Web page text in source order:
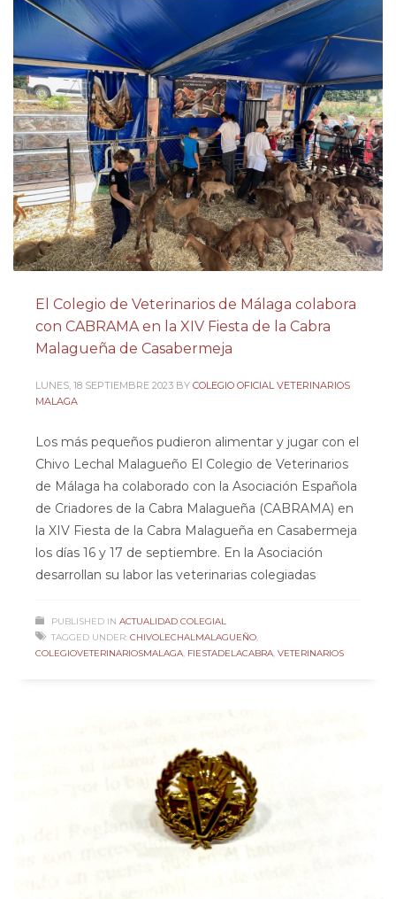
El Colegio de Veterinarios de Málaga colabora
con CABRAMA en la XIV Fiesta de la Cabra
Malagueña de Casabermeja
LUNES, 18 SEPTIEMBRE 2023 BY COLEGIO OFICIAL VETERINARIOS
MALAGA
Los más pequeños pudieron alimentar y jugar con el
Chivo Lechal Malagueño El Colegio de Veterinarios
de Málaga ha colaborado con la Asociación Española
de Criadores de la Cabra Malagueña (CABRAMA) en
la XIV Fiesta de la Cabra Malagueña en Casabermeja
los días 16 y 17 de septiembre. En la Asociación
desarrollan su labor las veterinarias colegiadas
PUBLISHED IN ACTUALIDAD COLEGIAL
TAGGED UNDER: CHIVOLECHALMALAGUEÑO
COLEGIOVETERINARIOSMALAGA FIESTADELACABRA VETERINARIOS